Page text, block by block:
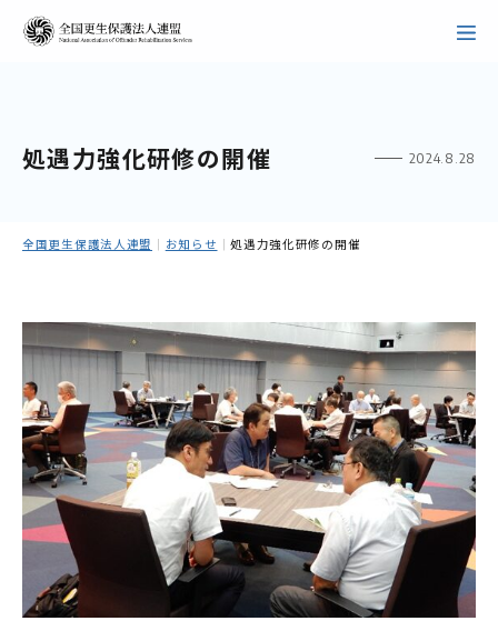
処遇力強化研修の開催 2024.8.28
全国更生保護法人連盟 ｜ お知らせ ｜処遇力強化研修の開催